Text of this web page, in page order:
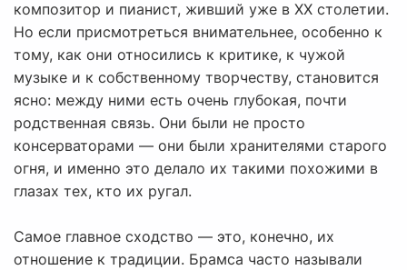
композитор и пианист, живший уже в XX столетии.
Но если присмотреться внимательнее, особенно к
тому, как они относились к критике, к чужой
музыке и к собственному творчеству, становится
ясно: между ними есть очень глубокая, почти
родственная связь. Они были не просто
консерваторами — они были хранителями старого
огня, и именно это делало их такими похожими в
глазах тех, кто их ругал.
Самое главное сходство — это, конечно, их
отношение к традиции. Брамса часто называли